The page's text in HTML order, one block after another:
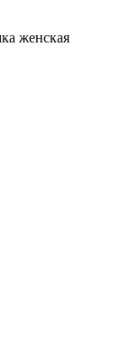
женская